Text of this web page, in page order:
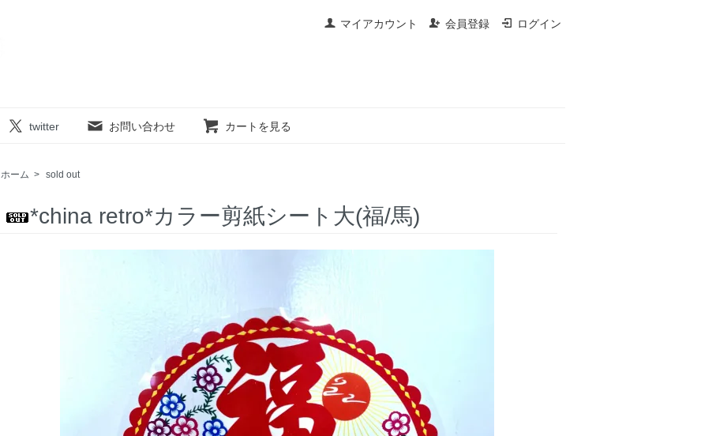
マイアカウント 会員登録 ログイン
twitter お問い合わせ カートを見る
ホーム > sold out
*china retro*カラー剪紙シート大(福/馬)